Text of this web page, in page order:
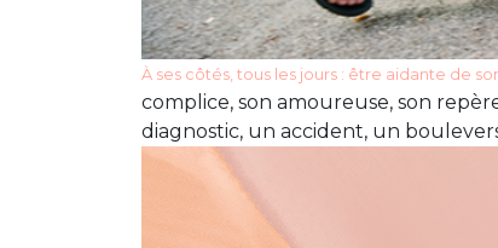
À ses côtés, tous les jours : être aidante de
complice, son amoureuse, son
diagnostic, un accident, un